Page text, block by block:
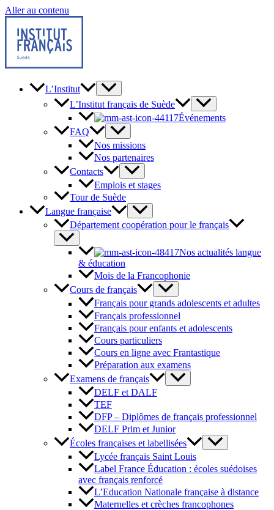
Aller au contenu
L’Institut
L’Institut français de Suède
Événements
FAQ
Nos missions
Nos partenaires
Contacts
Emplois et stages
Tour de Suède
Langue française
Département coopération pour le français
Nos actualités langue
& éducation
Mois de la Francophonie
Cours de français
Français pour grands adolescents et adultes
Français professionnel
Français pour enfants et adolescents
Cours particuliers
Cours en ligne avec Frantastique
Préparation aux examens
Examens de français
DELF et DALF
TEF
DFP – Diplômes de français professionnel
DELF Prim et Junior
Écoles françaises et labellisées
Lycée français Saint Louis
Label France Éducation : écoles suédoises
avec français renforcé
L’Education Nationale française à distance
Maternelles et crèches francophones